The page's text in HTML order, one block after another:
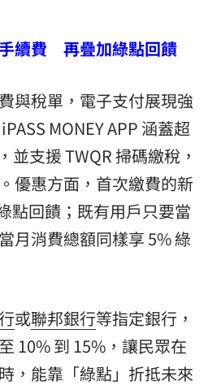
續費 再疊加綠點回饋
與稅單，電子支付展現強
MONEY APP 涵蓋超
並支援 TWQR 掃碼繳稅，
優惠方面，首次繳費的新
點回饋；既有用戶只要當
月消費總額同樣享 5% 綠
或聯邦銀行等指定銀行，
10% 到 15%，讓民眾在
，能靠「綠點」折抵未來